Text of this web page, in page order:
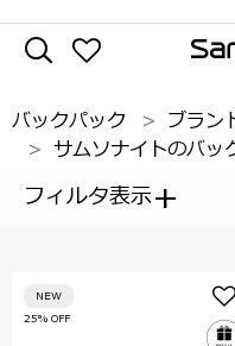
バックパック
ブラン
サムソナイトのバッ
フィルタ表示+
25% OFF
NEW